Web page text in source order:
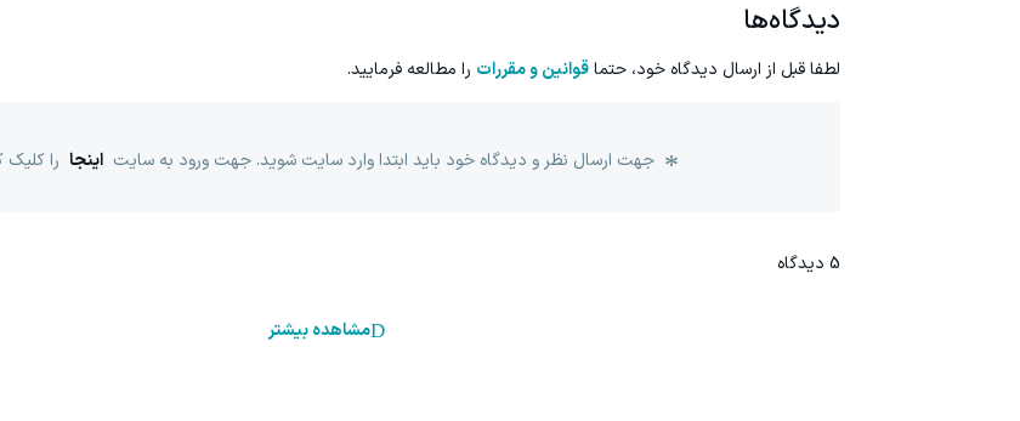
دیدگاه‌ها
لطفا قبل از ارسال دیدگاه خود، حتماقوانین و مقررات را مطالعه فرمایید.
جهت ارسال نظر و دیدگاه خود باید ابتدا وارد سایت شوید. جهت ورود به سایت اینجا را کلیک
5 دیدگاه
مشاهده بیشتر